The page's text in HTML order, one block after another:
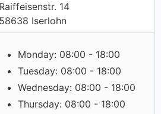
Raiffeisenstr. 14
58638 Iserlohn
Monday: 08:00 - 18:00
Tuesday: 08:00 - 18:00
Wednesday: 08:00 - 18:00
Thursday: 08:00 - 18:00